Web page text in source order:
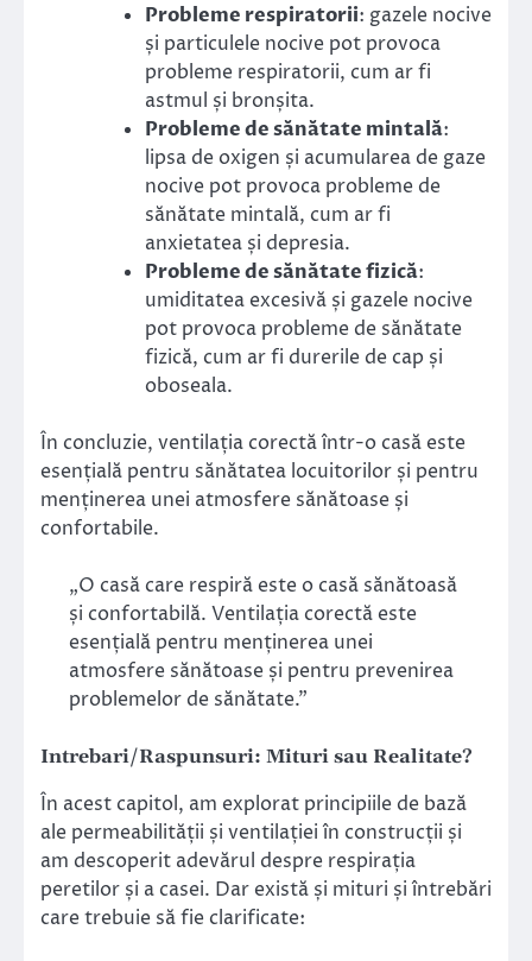
Probleme respiratorii: gazele nocive
și particulele nocive pot provoca
probleme respiratorii, cum ar fi
astmul și bronșita.
Probleme de sănătate mintală:
lipsa de oxigen și acumularea de gaze
nocive pot provoca probleme de
sănătate mintală, cum ar fi
anxietatea și depresia.
Probleme de sănătate fizică:
umiditatea excesivă și gazele nocive
pot provoca probleme de sănătate
fizică, cum ar fi durerile de cap și
oboseala.
În concluzie, ventilația corectă într-o casă este
esențială pentru sănătatea locuitorilor și pentru
menținerea unei atmosfere sănătoase și
confortabile.
„O casă care respiră este o casă sănătoasă
și confortabilă. Ventilația corectă este
esențială pentru menținerea unei
atmosfere sănătoase și pentru prevenirea
problemelor de sănătate.”
Intrebari/Raspunsuri: Mituri sau Realitate?
În acest capitol, am explorat principiile de bază
ale permeabilității și ventilației în construcții și
am descoperit adevărul despre respirația
peretilor și a casei. Dar există și mituri și întrebări
care trebuie să fie clarificate: